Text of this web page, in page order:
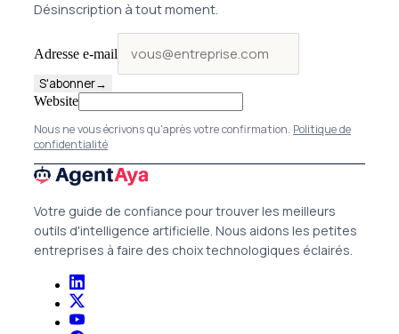
Désinscription à tout moment.
Adresse e-mail
S'abonner→
Website
Nous ne vous écrivons qu'après votre confirmation. Politique de
confidentialité
Votre guide de confiance pour trouver les meilleurs
outils d'intelligence artificielle. Nous aidons les petites
entreprises à faire des choix technologiques éclairés.